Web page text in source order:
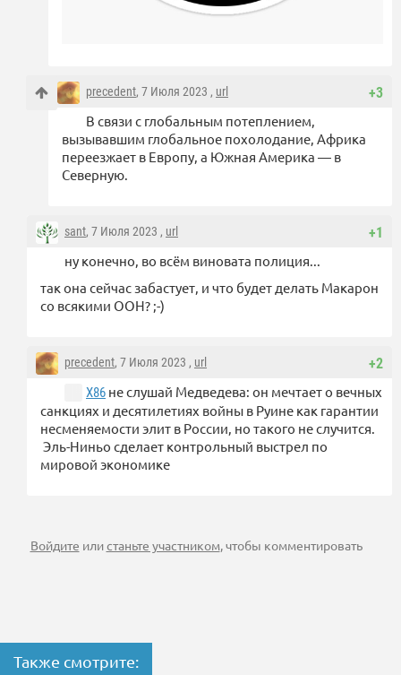
+3
precedent, 7 Июля 2023 , url
В связи с глобальным потеплением,
вызывавшим глобальное похолодание, Африка
переезжает в Европу, а Южная Америка — в
Северную.
+1
sant, 7 Июля 2023 , url
ну конечно, во всём виновата полиция...
так она сейчас забастует, и что будет делать Макарон
со всякими ООН? ;-)
+2
precedent, 7 Июля 2023 , url
X86 не слушай Медведева: он мечтает о вечных
санкциях и десятилетиях войны в Руине как гарантии
несменяемости элит в России, но такого не случится.
Эль-Ниньо сделает контрольный выстрел по
мировой экономике
Войдите илистаньте участником, чтобы комментировать
Также смотрите: